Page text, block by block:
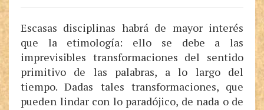
Escasas disciplinas habrá de mayor interés
que la etimología: ello se debe a las
imprevisibles transformaciones del sentido
primitivo de las palabras, a lo largo del
tiempo. Dadas tales transformaciones, que
pueden lindar con lo paradójico, de nada o de